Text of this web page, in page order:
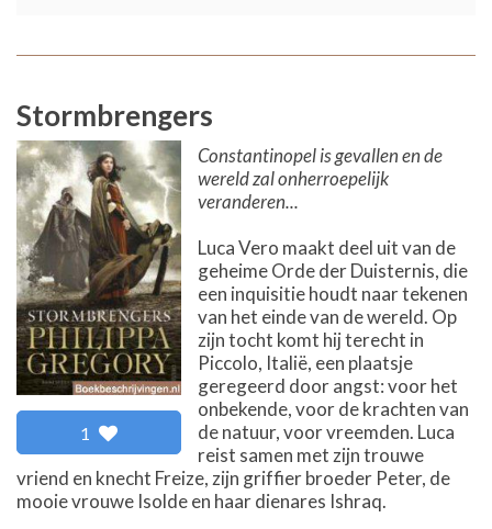
Stormbrengers
1
Constantinopel is gevallen en de
wereld zal onherroepelijk
veranderen...
Luca Vero maakt deel uit van de
geheime Orde der Duisternis, die
een inquisitie houdt naar tekenen
van het einde van de wereld. Op
zijn tocht komt hij terecht in
Piccolo, Italië, een plaatsje
geregeerd door angst: voor het
onbekende, voor de krachten van
de natuur, voor vreemden. Luca
reist samen met zijn trouwe
vriend en knecht Freize, zijn griffier broeder Peter, de
mooie vrouwe Isolde en haar dienares Ishraq.